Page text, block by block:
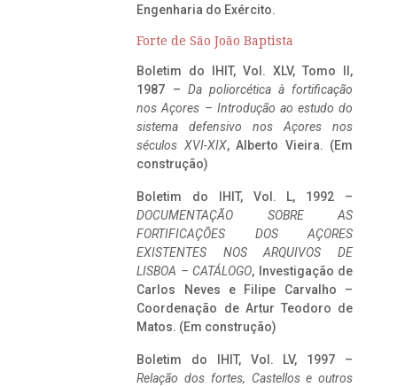
Engenharia do Exército.
Forte de São João Baptista
Boletim do IHIT, Vol. XLV, Tomo II,
1987 – Da poliorcética à fortificação
nos Açores – Introdução ao estudo do
sistema defensivo nos Açores nos
séculos XVI-XIX, Alberto Vieira. (Em
construção)
Boletim do IHIT, Vol. L, 1992 –
DOCUMENTAÇÃO SOBRE AS
FORTIFICAÇÕES DOS AÇORES
EXISTENTES NOS ARQUIVOS DE
LISBOA – CATÁLOGO, Investigação de
Carlos Neves e Filipe Carvalho –
Coordenação de Artur Teodoro de
Matos. (Em construção)
Boletim do IHIT, Vol. LV, 1997 –
Relação dos fortes, Castellos e outros